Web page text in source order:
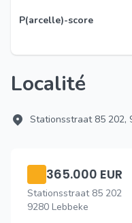
P(arcelle)-score
Localité
Stationsstraat 85 202,
365.000 EUR
Stationsstraat 85 202
9280 Lebbeke